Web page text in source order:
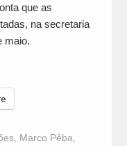
que as
na secretaria
maio.
, Marco Pêba